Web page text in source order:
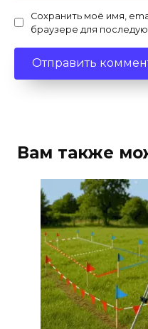
Сохранить моё имя,
браузере для
Вам также